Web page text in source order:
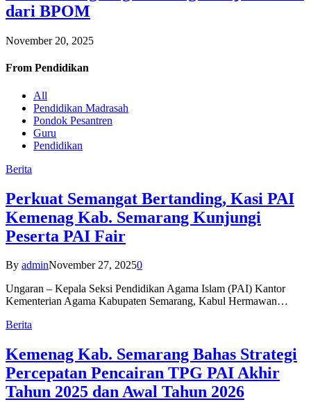
dari BPOM
November 20, 2025
From Pendidikan
All
Pendidikan Madrasah
Pondok Pesantren
Guru
Pendidikan
Berita
Perkuat Semangat Bertanding, Kasi PAI
Kemenag Kab. Semarang Kunjungi
Peserta PAI Fair
By adminNovember 27, 20250
Ungaran – Kepala Seksi Pendidikan Agama Islam (PAI) Kantor
Kementerian Agama Kabupaten Semarang, Kabul Hermawan…
Berita
Kemenag Kab. Semarang Bahas Strategi
Percepatan Pencairan TPG PAI Akhir
Tahun 2025 dan Awal Tahun 2026